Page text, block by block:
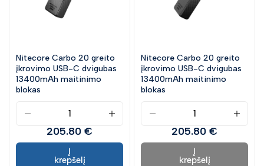
Nitecore Carbo 20 greito
įkrovimo USB-C dvigubas
13400mAh maitinimo
blokas
205.80 €
Į
krepšelį
Nitecore Carbo 20 greito
įkrovimo USB-C dvigubas
13400mAh maitinimo
blokas
205.80 €
Į
krepšelį